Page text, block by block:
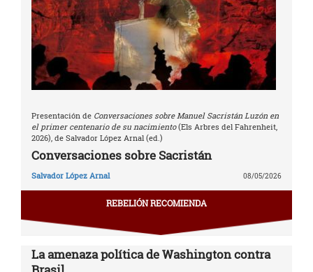
Presentación de Conversaciones sobre Manuel Sacristán Luzón en
el primer centenario de su nacimiento(Els Arbres del Fahrenheit,
2026), de Salvador López Arnal (ed.)
Conversaciones sobre Sacristán
Salvador López Arnal 08/05/2026
REBELIÓN RECOMIENDA
La amenaza política de Washington contra